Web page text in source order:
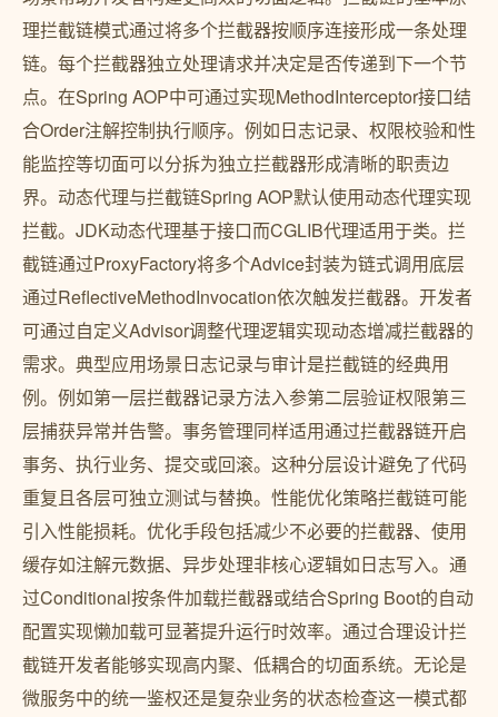
理拦截链模式通过将多个拦截器按顺序连接形成一条处理
链。每个拦截器独立处理请求并决定是否传递到下一个节
点。在Spring AOP中可通过实现MethodInterceptor接口结
合Order注解控制执行顺序。例如日志记录、权限校验和性
能监控等切面可以分拆为独立拦截器形成清晰的职责边
界。动态代理与拦截链Spring AOP默认使用动态代理实现
拦截。JDK动态代理基于接口而CGLIB代理适用于类。拦
截链通过ProxyFactory将多个Advice封装为链式调用底层
通过ReflectiveMethodInvocation依次触发拦截器。开发者
可通过自定义Advisor调整代理逻辑实现动态增减拦截器的
需求。典型应用场景日志记录与审计是拦截链的经典用
例。例如第一层拦截器记录方法入参第二层验证权限第三
层捕获异常并告警。事务管理同样适用通过拦截器链开启
事务、执行业务、提交或回滚。这种分层设计避免了代码
重复且各层可独立测试与替换。性能优化策略拦截链可能
引入性能损耗。优化手段包括减少不必要的拦截器、使用
缓存如注解元数据、异步处理非核心逻辑如日志写入。通
过Conditional按条件加载拦截器或结合Spring Boot的自动
配置实现懒加载可显著提升运行时效率。通过合理设计拦
截链开发者能够实现高内聚、低耦合的切面系统。无论是
微服务中的统一鉴权还是复杂业务的状态检查这一模式都